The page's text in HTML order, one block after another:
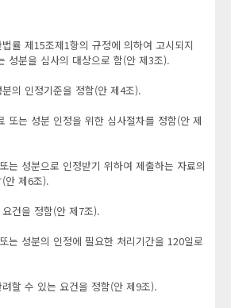
률 제15조제1항의 규정에 의하여 고시되지
성분을 심사의 대상으로 함(안 제3조).
의 인정기준을 정함(안 제4조).
또는 성분 인정을 위한 심사절차를 정함(안 제
는 성분으로 인정받기 위하여 제출하는 자료의
안 제6조).
건을 정함(안 제7조).
는 성분의 인정에 필요한 처리기간을 120일로
할 수 있는 요건을 정함(안 제9조).